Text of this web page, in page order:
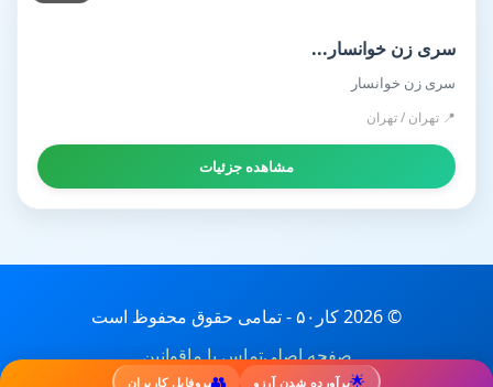
🌟برآورده شدن آرزو 👥پروفایل کاربران
سری زن خوانسار...
سری زن خوانسار
📍 تهران / تهران
مشاهده جزئیات
© 2026 کار۵۰ - تمامی حقوق محفوظ است
صفحه اصلیتماس با ماقوانین